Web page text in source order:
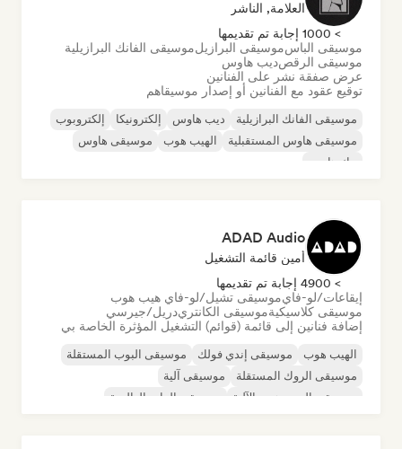
العلامة, الناشر
> 1000 إجابة تم تقديمها
موسيقى الباسموسيقى البرازيلموسيقى الفانك البرازيلية
موسيقى الرقصديب هاوس
عرض صفقة نشر على الفنانين
توقيع عقود مع الفنانين أو إصدار موسيقاهم
موسيقى الفانك البرازيلية ديب هاوس إلكترونيكا
إلكتروبوب
موسيقى هاوس المستقبلية
الهيب هوب
موسيقى هاوس
تيك هاوس
ADAD Audio
أمين قائمة التشغيل
> 4900 إجابة تم تقديمها
إيقاعات/لو-فايموسيقى تشيل/لو-فاي هيب هوب
موسيقى كلاسيكيةموسيقى الكانتريدريل/جيرسي
إضافة فنانين إلى قائمة (قوائم) التشغيل المؤثرة الخاصة بي
الهيب هوب موسيقى إندي فولك
موسيقى البوب المستقلة
موسيقى الروك المستقلة
موسيقى آلية
موسيقى الهيب هوب الآلية
موسيقى الراب العالمية